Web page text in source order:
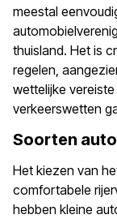
meestal
thuisland. Het is
regelen,
wettelijke
verkeerswetten
Soorten
Het kiezen van
comfortabele
hebben kleine